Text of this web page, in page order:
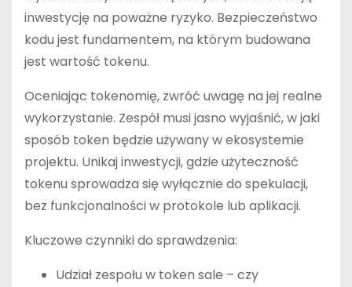
inwestycję na poważne ryzyko. Bezpieczeństwo
kodu jest fundamentem, na którym budowana
jest wartość tokenu.
Oceniając tokenomię, zwróć uwagę na jej realne
wykorzystanie. Zespół musi jasno wyjaśnić, w jaki
sposób token będzie używany w ekosystemie
projektu. Unikaj inwestycji, gdzie użyteczność
tokenu sprowadza się wyłącznie do spekulacji,
bez funkcjonalności w protokole lub aplikacji.
Kluczowe czynniki do sprawdzenia:
Udział zespołu w token sale – czy